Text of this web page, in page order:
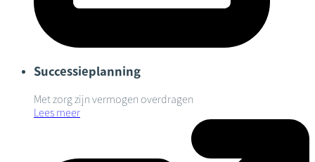
Successieplanning
Met zorg zijn vermogen overdragen
Lees meer